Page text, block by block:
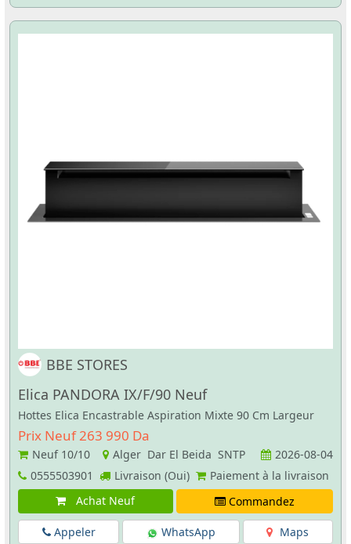
BBE STORES
Elica PANDORA IX/F/90 Neuf
Hottes Elica Encastrable Aspiration Mixte 90 Cm Largeur
Prix Neuf 263 990 Da
Neuf 10/10 Alger Dar El Beida SNTP
2026-08-04
0555503901
Livraison (Oui)
Paiement à la livraison
Achat Neuf
Commandez
Appeler WhatsApp Maps